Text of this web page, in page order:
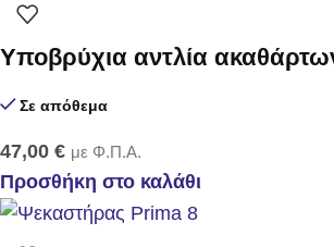
Υποβρύχια αντλία
Σε απόθεμα
47,00 € με Φ.Π.Α.
Προσθήκη στο καλάθι